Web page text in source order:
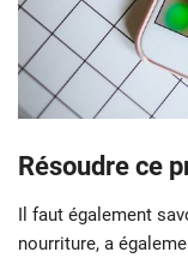
Résoudre ce
Il faut également
nourriture, a